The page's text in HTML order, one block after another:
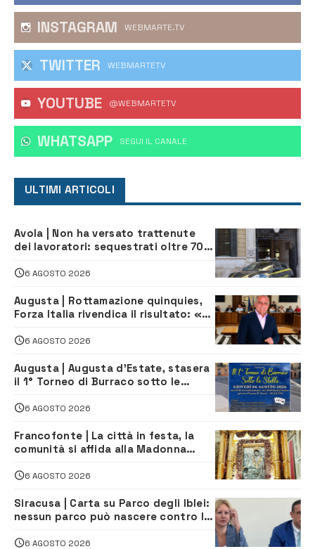
INSTAGRAM WEBMARTE.TV
TWITTER WEBMARTETV
YOUTUBE @WEBMARTETV
WHATSAPP ‎SEGUI IL CANALE
ULTIMI ARTICOLI
Avola | Non ha versato trattenute
dei lavoratori: sequestrati oltre 700
climatizzazione
6 AGOSTO 2026
Augusta | Rottamazione quinquies,
Forza Italia rivendica il risultato: «La
6 AGOSTO 2026
Augusta | Augusta d’Estate, stasera
il 1° Torneo di Burraco sotto le
6 AGOSTO 2026
Francofonte | La città in festa, la
comunità si affida alla Madonna
6 AGOSTO 2026
Siracusa | Carta su Parco degli Iblei:
nessun parco può nascere contro le
6 AGOSTO 2026